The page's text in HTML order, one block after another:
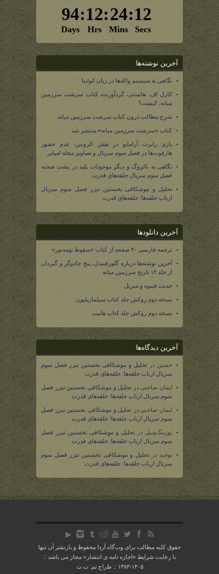
آخرین نوشته‌ها
نگاهی به سیستم واکه‌ها در زبان کوئنیا
کارل اف. هاستتر، گردآورنده کتاب سرشت سرزمین
میانه، کیست؟
شرح مطالب درون کتاب سرشت سرزمین میانه
کتاب «سرشت سرزمین میانه» منتشر شد
بازی رابرت آرامایو در نقش الروس، عدم حضور
هارفوت‌ها در فصل سوم سریال و تصاویر مجله امپایر
نگاهی به بالروگ و دیگر موجودات پلید در پشت صحنه
فصل سوم سریال حلقه‌های قدرت
تحلیل و موشکافی نخستین تیزر فصل سوم سریال
ارباب حلقه‌ها: حلقه‌های قدرت
آخرین دانلودها
ترجمه فارسی ۴۰ صفحه از کتاب «سقوط نومه‌نور»
آخرین نوشته‌ها درباره گلورفیندل، پنج جادوگر و گیردان
از جلد ۱۲ تاریخ سرزمین میانه
حدیث فینوه و میریل
نسخه دوم روکش جلد کتاب سیلماریلیون
نسخه دوم روکش جلد کتاب هابیت
آخرین دیدگاه‌ها
حسین در تحلیل و موشکافی نخستین تیزر فصل سوم
سریال ارباب حلقه‌ها: حلقه‌های قدرت
ایمان صاحبی در تحلیل و موشکافی نخستین تیزر فصل
سوم سریال ارباب حلقه‌ها: حلقه‌های قدرت
ایمان صاحبی در تحلیل و موشکافی نخستین تیزر فصل
سوم سریال ارباب حلقه‌ها: حلقه‌های قدرت
تورینگ‌وتیل در تحلیل و موشکافی نخستین تیزر فصل
سوم سریال ارباب حلقه‌ها: حلقه‌های قدرت
توحید درتحلیل و موشکافی نخستین تیزر فصل سوم
سریال ارباب حلقه‌ها: حلقه‌های قدرت
حقوق کلیه مطالب برای وب‌گاه آردا محفوظ و بازنشر آن تنها
با رعایت شرایط « اجازه نامه ی انتشار » مجاز می باشد ::
۱۴۰۵-۱۳۸۳ :: طراح تم: ت.ت